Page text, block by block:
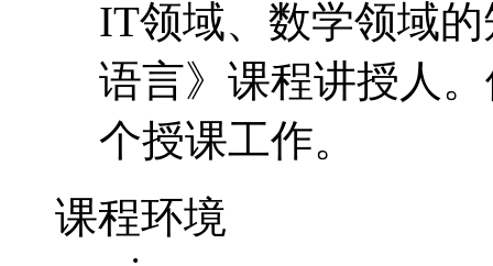
授课讲师
tigerfish，ITPUB创
IT领域、数学领域